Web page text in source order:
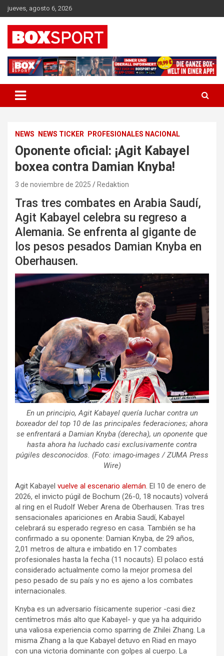
Skip
to
content
jueves, agosto 6, 2026
BOXSPORT
NEWS NEWS TICKER PROFESIONALES NACIONAL
Oponente oficial: ¡Agit Kabayel
boxea contra Damian Knyba!
3 de noviembre de 2025 Redaktion
Tras tres combates en Arabia Saudí,
Agit Kabayel celebra su regreso a
Alemania. Se enfrenta al gigante de
los pesos pesados Damian Knyba en
Oberhausen.
En un principio, Agit Kabayel quería luchar contra un
boxeador del top 10 de las principales federaciones; ahora
se enfrentará a Damian Knyba (derecha), un oponente que
hasta ahora ha luchado casi exclusivamente contra
púgiles desconocidos. (Foto: imago-images / ZUMA Press
Wire)
Agit Kabayel vuelve al escenario alemán. El 10 de enero de
2026, el invicto púgil de Bochum (26-0, 18 nocauts) volverá
al ring en el Rudolf Weber Arena de Oberhausen. Tras tres
sensacionales apariciones en Arabia Saudí, Kabayel
celebrará su esperado regreso en casa. También se ha
confirmado a su oponente: Damian Knyba, de 29 años,
2,01 metros de altura e imbatido en 17 combates
profesionales hasta la fecha (11 nocauts). El polaco está
considerado actualmente como la mejor promesa del
peso pesado de su país y no es ajeno a los combates
internacionales.
Knyba es un adversario físicamente superior -casi diez
centímetros más alto que Kabayel- y que ya ha adquirido
una valiosa experiencia como sparring de Zhilei Zhang. La
misma Zhang a la que Kabayel detuvo en Riad en mayo
con una victoria dominante con golpes al cuerpo. La